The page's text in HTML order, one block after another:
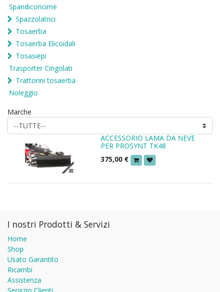
Spandiconcime
Spazzolatrici
Tosaerba
Tosaerba Elicoidali
Tosasiepi
Trasporter Cingolati
Trattorini tosaerba
Noleggio
Marche
ACCESSORIO LAMA DA NEVE
PER PROSYNT TK48
375,00 €
I nostri Prodotti & Servizi
Home
Shop
Usato Garantito
Ricambi
Assistenza